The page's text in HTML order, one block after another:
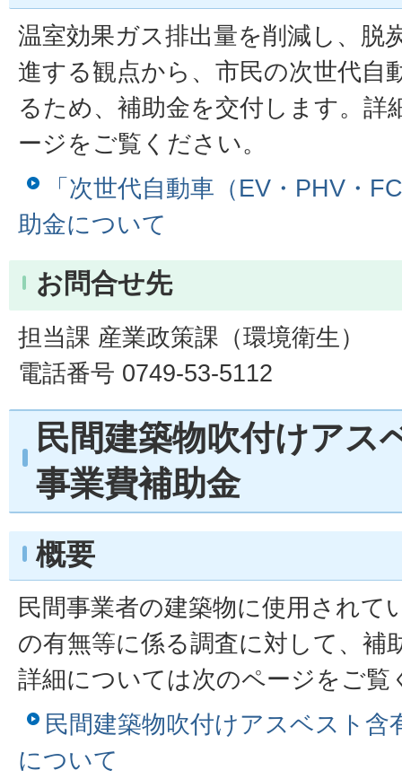
温室効果ガス排出量を削減し、脱
進する観点から、市民の次世代自
るため、補助金を交付します。詳
ージをご覧ください。
「次世代自動車（EV・PHV・
助金について
お問合せ先
担当課 産業政策課（環境衛生）
電話番号 0749-53-5112
民間建築物吹付けアス
事業費補助金
概要
民間事業者の建築物に使用されて
の有無等に係る調査に対して、補
詳細については次のページをご覧
民間建築物吹付けアスベスト含
について